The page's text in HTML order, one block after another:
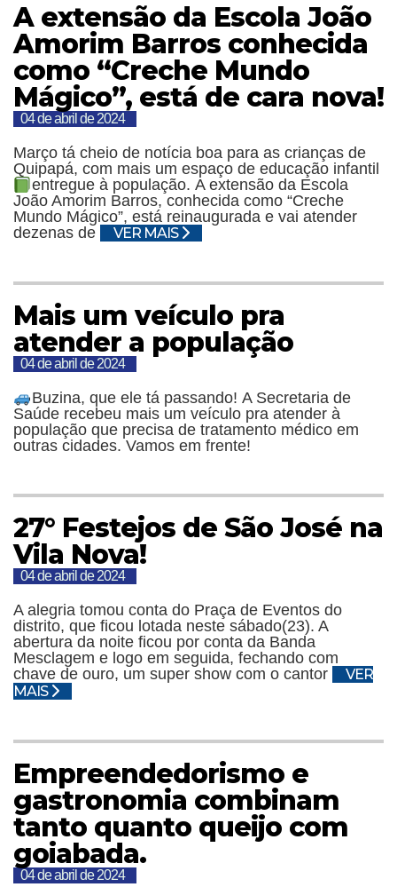
A extensão da Escola João
Amorim Barros conhecida
como “Creche Mundo
Mágico”, está de cara nova!
04 de abril de 2024
Março tá cheio de notícia boa para as crianças de
Quipapá, com mais um espaço de educação infantil
entregue à população. A extensão da Escola
João Amorim Barros, conhecida como “Creche
Mundo Mágico”, está reinaugurada e vai atender
dezenas de
VER MAIS
Mais um veículo pra
atender a população
04 de abril de 2024
Buzina, que ele tá passando! A Secretaria de
Saúde recebeu mais um veículo pra atender à
população que precisa de tratamento médico em
outras cidades. Vamos em frente!
27° Festejos de São José na
Vila Nova!
04 de abril de 2024
A alegria tomou conta do Praça de Eventos do
distrito, que ficou lotada neste sábado(23). A
abertura da noite ficou por conta da Banda
Mesclagem e logo em seguida, fechando com
chave de ouro, um super show com o cantor
VER
MAIS
Empreendedorismo e
gastronomia combinam
tanto quanto queijo com
goiabada.
04 de abril de 2024